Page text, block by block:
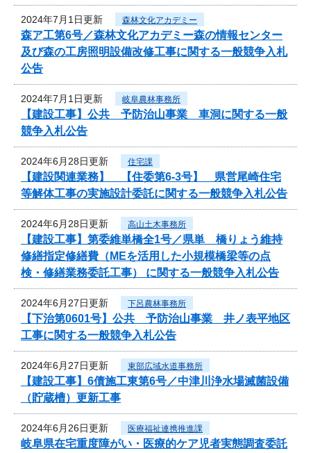
2024年7月1日更新 森林文化アカデミー
森ア工第6号／森林文化アカデミー森の情報センター
及び森の工房照明設備改修工事に関する一般競争入札
公告
2024年7月1日更新 岐阜農林事務所
【建設工事】公共 予防治山事業 車洞に関する一般
競争入札公告
2024年6月28日更新 住宅課
【建設関連業務】 【住委第6-3号】 県営尾崎住宅
等解体工事の実施設計委託に関する一般競争入札公告
2024年6月28日更新 高山土木事務所
【建設工事】第委維単橋全1号／県単 橋りょう維持
修繕指定修繕費（MEを活用した小規模橋梁等の点
検・修繕業務委託工事） に関する一般競争入札公告
2024年6月27日更新 下呂農林事務所
【下治第0601号】公共 予防治山事業 井ノ表平地区
工事に関する一般競争入札公告
2024年6月27日更新 東部広域水道事務所
【建設工事】6債施工東第6号／中津川浄水場滅菌設備
（貯蔵槽）更新工事
2024年6月26日更新 医療福祉連携推進課
岐阜県在宅重度障がい・医療的ケア児者実態調査委託